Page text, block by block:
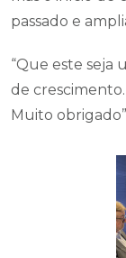
passado e
“Que este seja
de
Muito